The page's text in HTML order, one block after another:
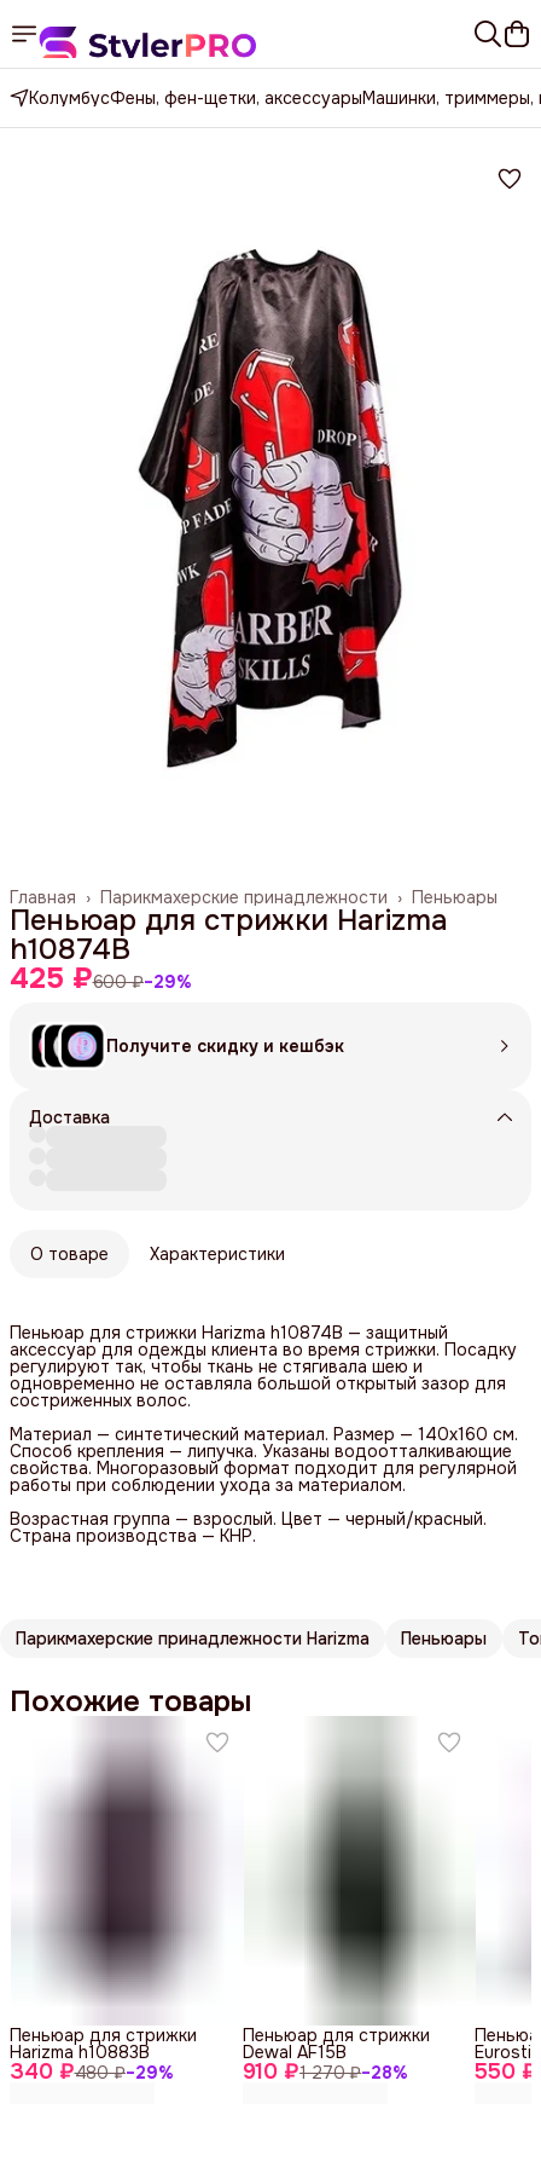
КолумбусФены, фен-щетки, аксессуарыМашинки, триммеры,
Пеньюары
Парикмахерские принадлежности ›
Главная ›
Пеньюар для стрижки Harizma
h10874B
425 ₽600 ₽−29%
Получите скидку и кешбэк
Доставка
О товаре Характеристики
Пеньюар для стрижки Harizma h10874B — защитный
аксессуар для одежды клиента во время стрижки. Посадку
регулируют так, чтобы ткань не стягивала шею и
одновременно не оставляла большой открытый зазор для
состриженных волос.
Материал — синтетический материал. Размер — 140х160 см.
Способ крепления — липучка. Указаны водоотталкивающие
свойства. Многоразовый формат подходит для регулярной
работы при соблюдении ухода за материалом.
Возрастная группа — взрослый. Цвет — черный/красный.
Страна производства — КНР.
Парикмахерские принадлежности Harizma Пеньюары
Похожие товары
340 ₽480 ₽−29%
Пеньюар для стрижки
Harizma h10883B
910 ₽1 270 ₽−28%
Пеньюар для стрижки
Dewal AF15B
550 ₽
Eurostil